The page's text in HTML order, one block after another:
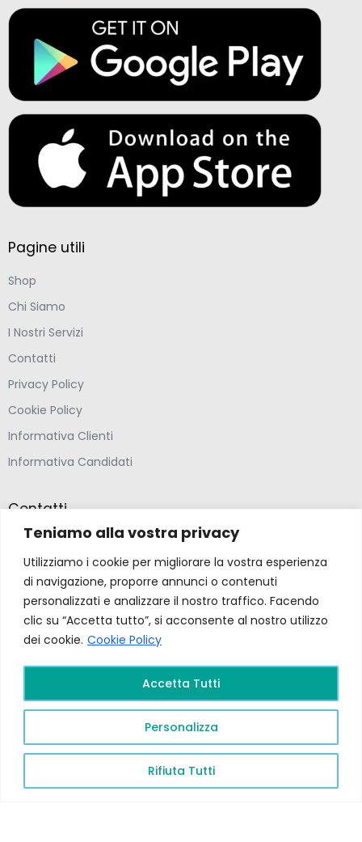
Teniamo alla vostra privacy
Utilizziamo i cookie per migliorare la vostra esperienza
di navigazione, proporre annunci o contenuti
personalizzati e analizzare il nostro traffico. Facendo
clic su “Accetta tutto”, si acconsente al nostro utilizzo
dei cookie. Cookie Policy
Personalizza
Rifiuta Tutti
Accetta Tutti
Pagine utili
Shop
Chi Siamo
I Nostri Servizi
Contatti
Privacy Policy
Cookie Policy
Informativa Clienti
Informativa Candidati
Contatti
Farmacia Ponte Ospedaletto S.N.C
Via della Solidarietà 2,
47020 Longiano, Forlì-Cesena
(39) 0547 57265
farmacia@ponteospedaletto.it
Farmacia Ponte Ospedaletto 2026. Tutti diritti
riservati a Farmacia Ponte Ospedaletto. Sito creato
Gruppo Ingegneria.Privacy Policy –
C.F.04323760407PR FESR EMILIA ROMAGNA